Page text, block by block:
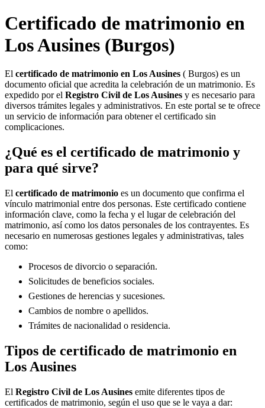
Certificado de matrimonio en
Los Ausines (Burgos)
El certificado de matrimonio en Los Ausines ( Burgos) es un
documento oficial que acredita la celebración de un matrimonio. Es
expedido por el Registro Civil de Los Ausines y es necesario para
diversos trámites legales y administrativos. En este portal se te ofrece
un servicio de información para obtener el certificado sin
complicaciones.
¿Qué es el certificado de matrimonio y
para qué sirve?
El certificado de matrimonio es un documento que confirma el
vínculo matrimonial entre dos personas. Este certificado contiene
información clave, como la fecha y el lugar de celebración del
matrimonio, así como los datos personales de los contrayentes. Es
necesario en numerosas gestiones legales y administrativas, tales
como:
Procesos de divorcio o separación.
Solicitudes de beneficios sociales.
Gestiones de herencias y sucesiones.
Cambios de nombre o apellidos.
Trámites de nacionalidad o residencia.
Tipos de certificado de matrimonio en
Los Ausines
El Registro Civil de Los Ausines emite diferentes tipos de
certificados de matrimonio, según el uso que se le vaya a dar: